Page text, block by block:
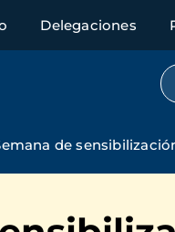
Delegaciones
de